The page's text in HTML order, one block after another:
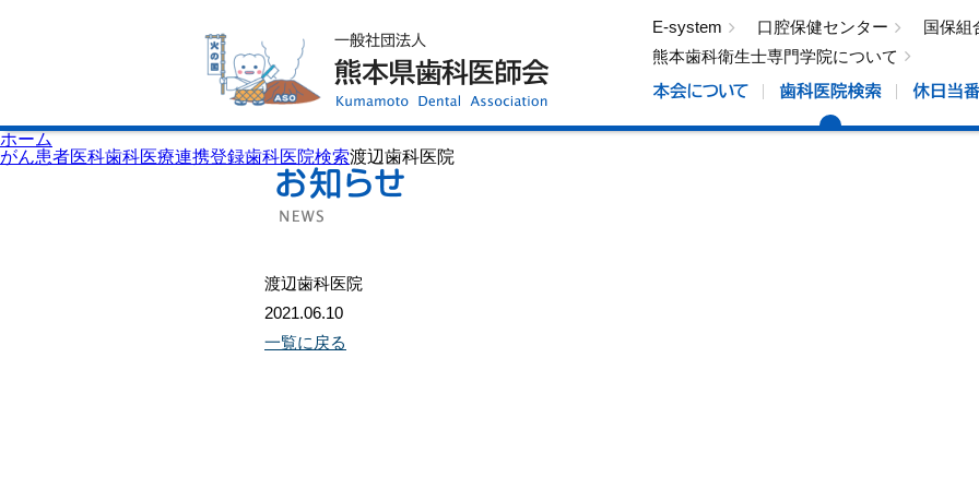
E-system 口腔保健センター
国保組
熊本歯科衛生士専門学院について
ホーム
がん患者医科歯科医療連携登録歯科医院検索渡辺歯科医院
渡辺歯科医院
2021.06.10
一覧に戻る
歯科医院検索
休日当番医
イベント案内
歯の豆知識
口腔保健センター
国保組合からのお知らせ
熊本歯科衛生士専門学院
会員専用ページ
プライバシーポリシー
サイトマップ